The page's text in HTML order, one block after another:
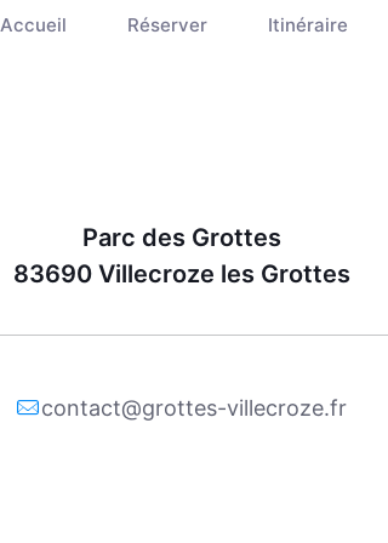
Accueil Réserver Itinéraire
Parc des Grottes
83690 Villecroze les Grottes
contact@grottes-villecroze.fr